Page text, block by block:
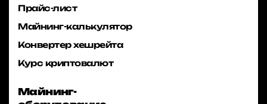
Прайс-лист
Майнинг-калькулятор
Конвертер хешрейта
Курс криптовалют
Майнинг-